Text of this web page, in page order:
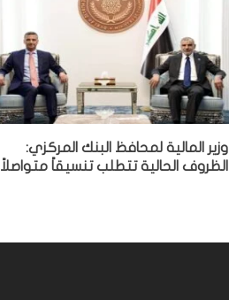
وزير المالية لمحافظ البنك المركزي:
الظروف الحالية تتطلب تنسيقاً متواصلاً